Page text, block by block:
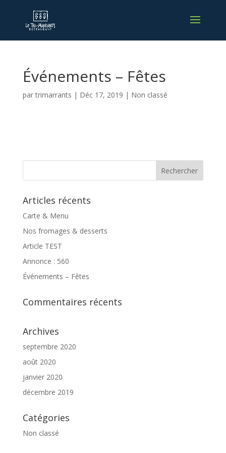
Événements – Fêtes
partrimarrants | Déc 17, 2019 | Non classé
Articles récents
Carte & Menu
Nos fromages & desserts
Article TEST
Annonce : 560
Événements – Fêtes
Commentaires récents
Archives
septembre 2020
août 2020
janvier 2020
décembre 2019
Catégories
Non classé